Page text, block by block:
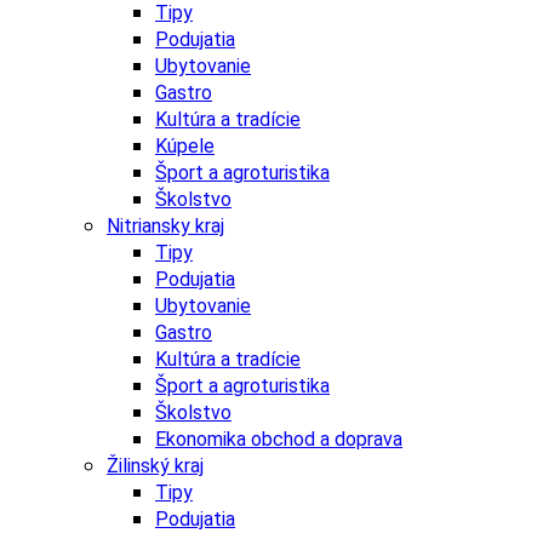
Tipy
Podujatia
Ubytovanie
Gastro
Kultúra a tradície
Kúpele
Šport a agroturistika
Školstvo
Nitriansky kraj
Tipy
Podujatia
Ubytovanie
Gastro
Kultúra a tradície
Šport a agroturistika
Školstvo
Ekonomika obchod a doprava
Žilinský kraj
Tipy
Podujatia